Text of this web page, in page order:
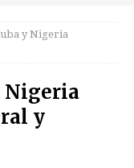
y Nigeria
Nigeria
y